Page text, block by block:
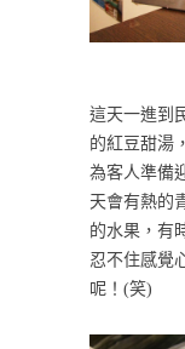
這天一進到
的紅豆甜湯
為客人準備
天會有熱的
的水果，有
忍不住感覺
呢！(笑)